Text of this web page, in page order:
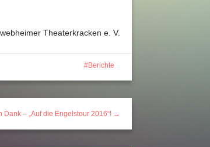
Theaterkracken e. V.
Berichte
Dank – „Auf die Engelstour 2016“! →